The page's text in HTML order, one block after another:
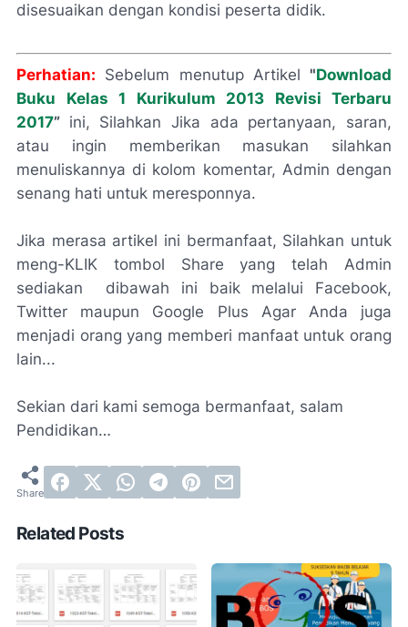
disesuaikan dengan kondisi peserta didik.
Perhatian: Sebelum menutup Artikel "Download
Buku Kelas 1 Kurikulum 2013 Revisi Terbaru
2017” ini, Silahkan Jika ada pertanyaan, saran,
atau ingin memberikan masukan silahkan
menuliskannya di kolom komentar, Admin dengan
senang hati untuk meresponnya.
Jika merasa artikel ini bermanfaat, Silahkan untuk
meng-KLIK tombol Share yang telah Admin
sediakan dibawah ini baik melalui Facebook,
Twitter maupun Google Plus Agar Anda juga
menjadi orang yang memberi manfaat untuk orang
lain...
Sekian dari kami semoga bermanfaat, salam
Pendidikan…
Related Posts